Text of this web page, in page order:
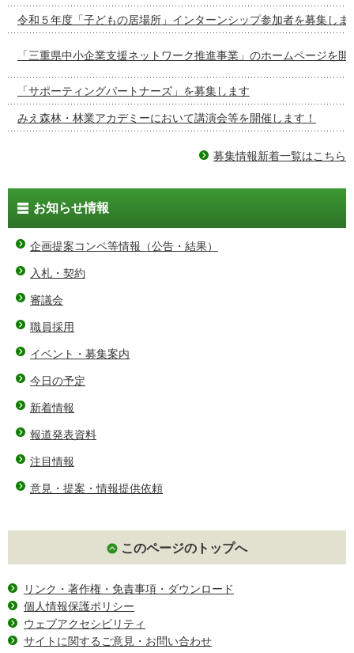
令和５年度「子どもの居場所」インターンシップ参加者を募集しま
「三重県中小企業支援ネットワーク推進事業」のホームページを開
「サポーティングパートナーズ」を募集します
みえ森林・林業アカデミーにおいて講演会等を開催します！
募集情報新着一覧はこちら
お知らせ情報
企画提案コンペ等情報（公告・結果）
入札・契約
審議会
職員採用
イベント・募集案内
今日の予定
新着情報
報道発表資料
注目情報
意見・提案・情報提供依頼
このページのトップへ
リンク・著作権・免責事項・ダウンロード
個人情報保護ポリシー
ウェブアクセシビリティ
サイトに関するご意見・お問い合わせ